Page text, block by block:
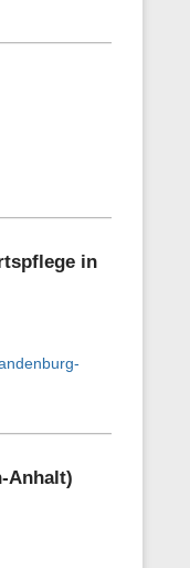
in
Anhalt)